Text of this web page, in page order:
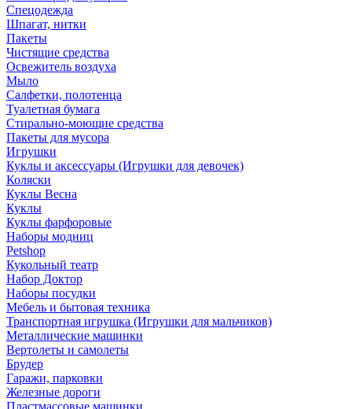
Спецодежда
Шпагат, нитки
Пакеты
Чистящие средства
Освежитель воздуха
Мыло
Салфетки, полотенца
Туалетная бумага
Стирально-моющие средства
Пакеты для мусора
Игрушки
Куклы и аксессуары (Игрушки для девочек)
Коляски
Куклы Весна
Куклы
Куклы фарфоровые
Наборы модниц
Petshop
Кукольный театр
Набор Доктор
Наборы посудки
Мебель и бытовая техника
Транспортная игрушка (Игрушки для мальчиков)
Металлические машинки
Вертолеты и самолеты
Брудер
Гаражи, парковки
Железные дороги
Пластмассовые машинки